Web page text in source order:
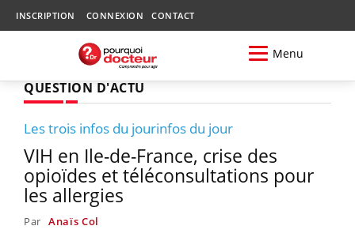
INSCRIPTION CONNEXION CONTACT
Menu
QUESTION D'ACTU
Les trois infos du jourinfos du jour
VIH en Ile-de-France, crise des
opioïdes et téléconsultations pour
les allergies
Par Anaïs Col